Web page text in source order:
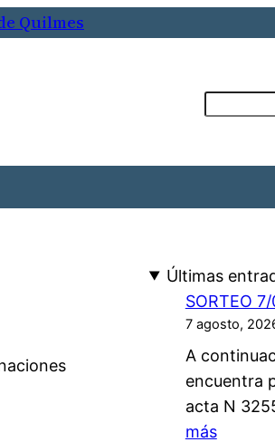
Quilmes
Últimas
SORTEO
7 agosto,
A
encuentra
acta N
más: